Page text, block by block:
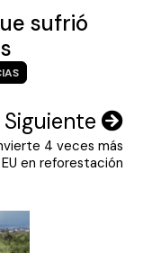
sufrió
Siguiente
4 veces más
en reforestación